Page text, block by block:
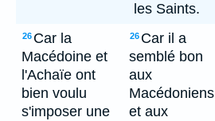
les Saints.
26 Car la
Macédoine et
l'Achaïe ont
bien voulu
s'imposer une
26 Car il a
semblé bon
aux
Macédoniens
et aux